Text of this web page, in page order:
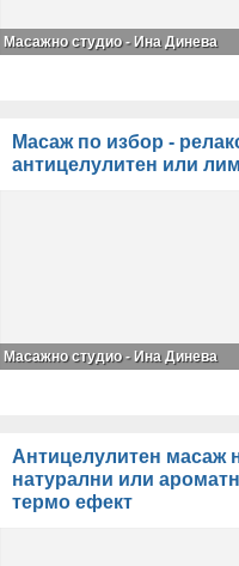
Масажно студио - Ина Динева
Масаж по избор -
антицелулитен или
Масажно студио - Ина Динева
Антицелулитен масаж
натурални или
термо ефект